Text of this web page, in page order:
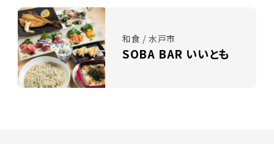
和食 / 水戸市
SOBA BAR いいとも